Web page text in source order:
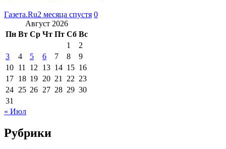
Газета.Ru2 месяца спустя 0
Август 2026
Пн Вт Ср Чт Пт Сб Вс
1
2
3
4 5 6 7 8
9
10 11 12 13 14 15 16
17 18 19 20 21 22 23
24 25 26 27 28 29 30
31
« Июл
Рубрики